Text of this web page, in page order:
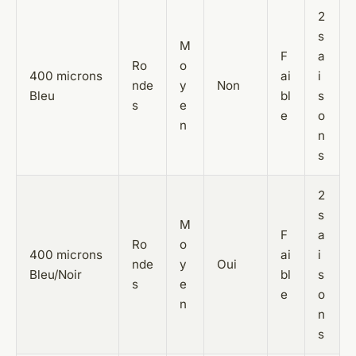
400 microns
Bleu
Ro
nde
s
M
o
y
e
n
Non
F
ai
bl
e
2
s
a
i
s
o
n
s
400 microns
Bleu/Noir
Ro
nde
s
M
o
y
e
n
Oui
F
ai
bl
e
2
s
a
i
s
o
n
s